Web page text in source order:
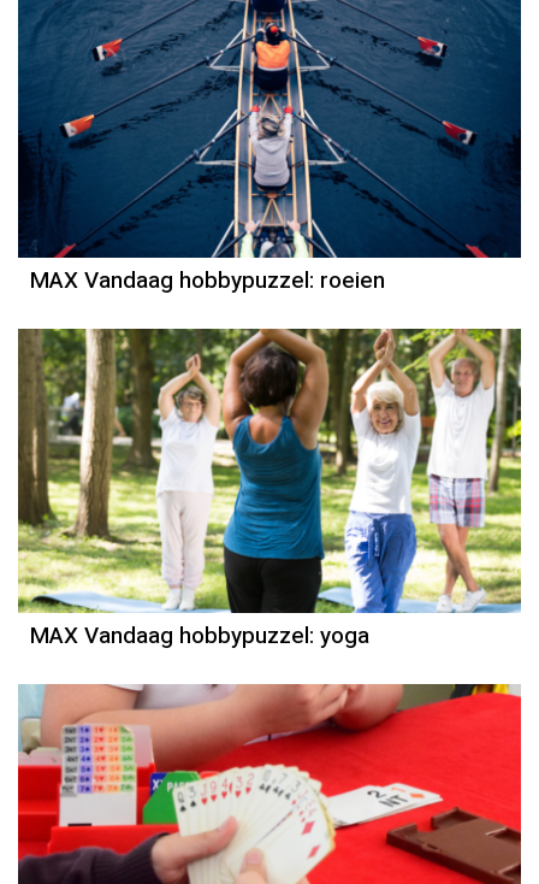
MAX Vandaag hobbypuzzel: roeien
MAX Vandaag hobbypuzzel: yoga